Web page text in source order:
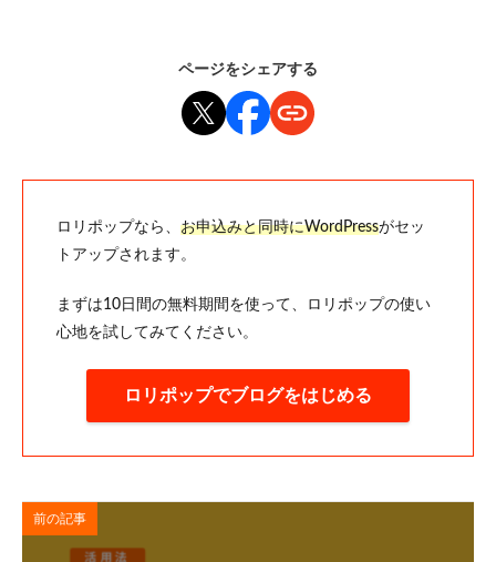
ページをシェアする
ロリポップなら、 お申込みと同時にWordPressがセッ
トアップされます。
まずは10日間の無料期間を使って、ロリポップの使い
心地を試してみてください。
ロリポップでブログをはじめる
前の記事